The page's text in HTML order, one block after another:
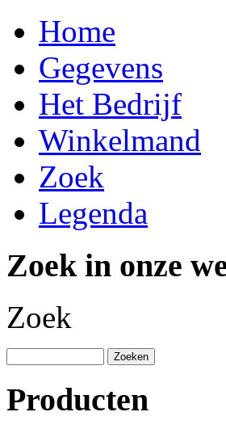
Home
Gegevens
Het Bedrijf
Winkelmand
Zoek
Legenda
Zoek in onze
Zoek
Producten